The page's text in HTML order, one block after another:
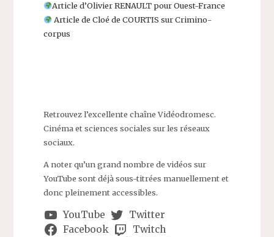
Article d’Olivier RENAULT pour Ouest-France
Article de Cloé de COURTIS sur Crimino-
corpus
Retrouvez l’excellente chaîne Vidéodromesc.
Cinéma et sciences sociales sur les réseaux
sociaux.
A noter qu’un grand nombre de vidéos sur
YouTube sont déjà sous-titrées manuellement et
donc pleinement accessibles.
YouTube
Twitter
Facebook
Twitch